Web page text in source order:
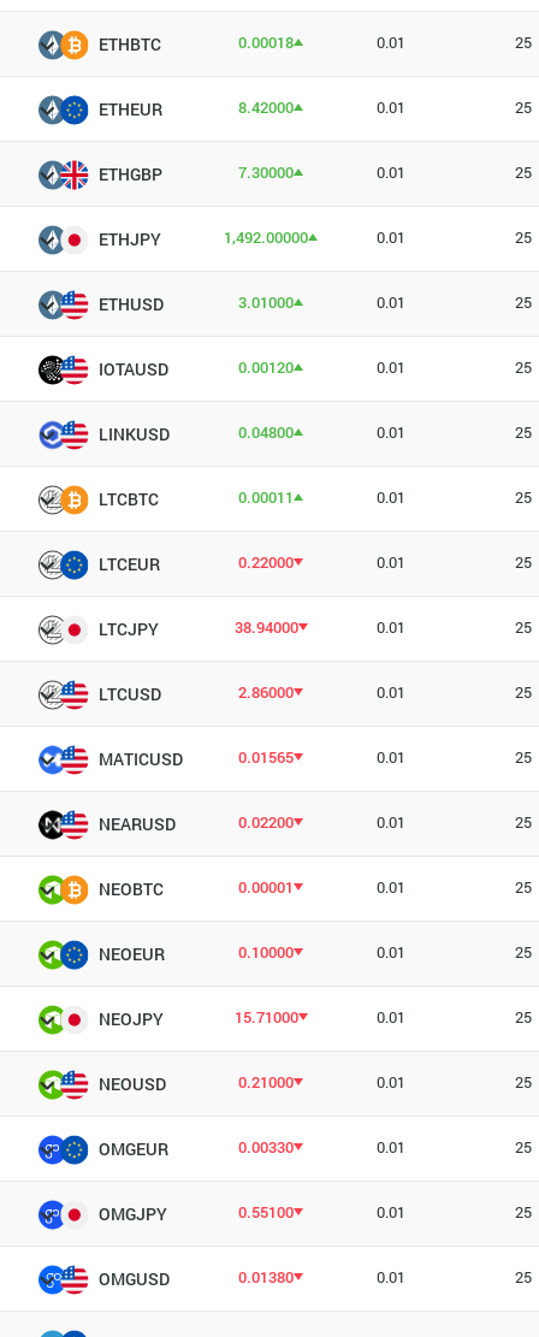
ETHBTC 0.00018 0.01 25
ETHEUR 8.42000 0.01 25
ETHGBP 7.30000 0.01 25
ETHJPY 1,492.00000 0.01 25
ETHUSD 3.01000 0.01 25
IOTAUSD 0.00120 0.01 25
LINKUSD 0.04800 0.01 25
LTCBTC 0.00011 0.01 25
LTCEUR 0.22000 0.01 25
LTCJPY 38.94000 0.01 25
LTCUSD 2.86000 0.01 25
MATICUSD 0.01565 0.01 25
NEARUSD 0.02200 0.01 25
NEOBTC 0.00001 0.01 25
NEOEUR 0.10000 0.01 25
NEOJPY 15.71000 0.01 25
NEOUSD 0.21000 0.01 25
OMGEUR 0.00330 0.01 25
OMGJPY 0.55100 0.01 25
OMGUSD 0.01380 0.01 25